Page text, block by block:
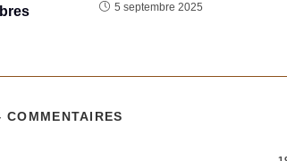
5 septembre 2025